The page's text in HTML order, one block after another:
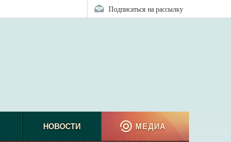
Подписаться на рассылку
НОВОСТИ МЕДИА